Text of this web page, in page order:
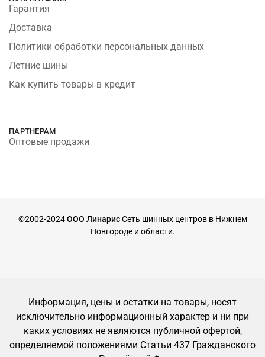
Гарантия
Доставка
Политики обработки персональных данных
Летние шины
Как купить товары в кредит
ПАРТНЕРАМ
Оптовые продажи
©2002-2024ООО ЛинарисСеть шинных центров в Нижнем
Новгороде и области.
Информация, цены и остатки на товары, носят
исключительно информационный характер и ни при
каких условиях не являются публичной офертой,
определяемой положениями Статьи 437 Гражданского